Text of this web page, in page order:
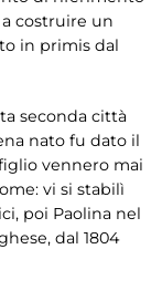
costruire un
in primis dal
seconda città
nato fu dato il
vennero mai
vi si stabilì
poi Paolina nel
dal 1804